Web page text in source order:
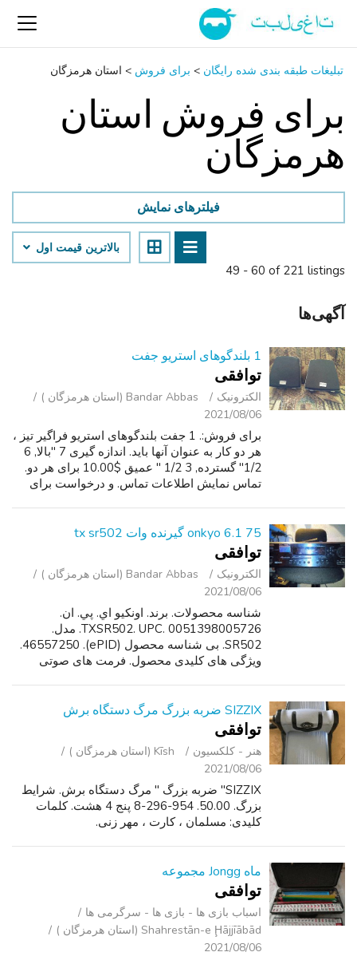
تبلیغات طبقه بندی شده رایگان > برای فروش > استان هرمزگان
برای فروش استان
هرمزگان
49 - 60 of 221 listings
فیلترهای نمایش
بالاترین قیمت اول
آگهی‌ها
1 بلندگوهای استریو جفت
توافقی
الکترونیک
Bandar Abbas (استان هرمزگان )
2021/08/06
برای فروش:. 1 جفت بلندگوهای استریو فراگیر تیز ،
هر دو کار به عنوان آنها باید. اندازه گیری 7 "بالا, 6
1/2" گسترده, 3 1/2 " عمیق $10.00 برای هر دو.
تماس نمایش اطلاعات تماس. و درخواست برای
onkyo 6.1 75 گیرنده وات tx sr502
توافقی
الکترونیک
Bandar Abbas (استان هرمزگان )
2021/08/06
شناسه محصولات. برند. اونکیو اي. پي. ان.
TXSR502. UPC. 0051398005726. مدل.
SR502. بی شناسه محصول (ePID). 46557250.
ویژگی های کلیدی محصول. فرمت های صوتی
ES 6.1 ، DTS 96/24...
SIZZIX ضربه بزرگ مرگ دستگاه برش
توافقی
هنر - کلکسیون
Kīsh (استان هرمزگان )
2021/08/06
SIZZIX" ضربه بزرگ " مرگ دستگاه برش. شرایط
بزرگ. 50.00. 954-296-8 پنج 4 هشت. کلمات
کلیدی: مسلمان ، کارت ، مهر زنی.
ماه Jongg مجموعه
توافقی
اسباب‌ بازی ها - بازی ها - سرگرمی ‌ها
Shahrestān-e Ḩājjīābād (استان هرمزگان )
2021/08/06